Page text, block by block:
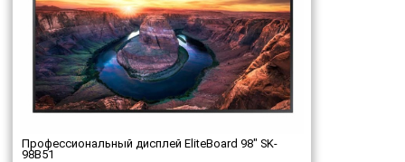
Профессиональный дисплей EliteBoard 98" SK-
98B51